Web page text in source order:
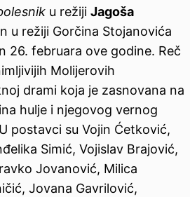
u režiji Jagoša
u režiji Gorčina Stojanovića
26. februara ove godine. Reč
Molijerovih
drami koja je zasnovana na
hulje i njegovog vernog
postavci su Vojin Ćetković,
Simić, Vojislav Brajović,
Jovanović, Milica
Jovana Gavrilović,